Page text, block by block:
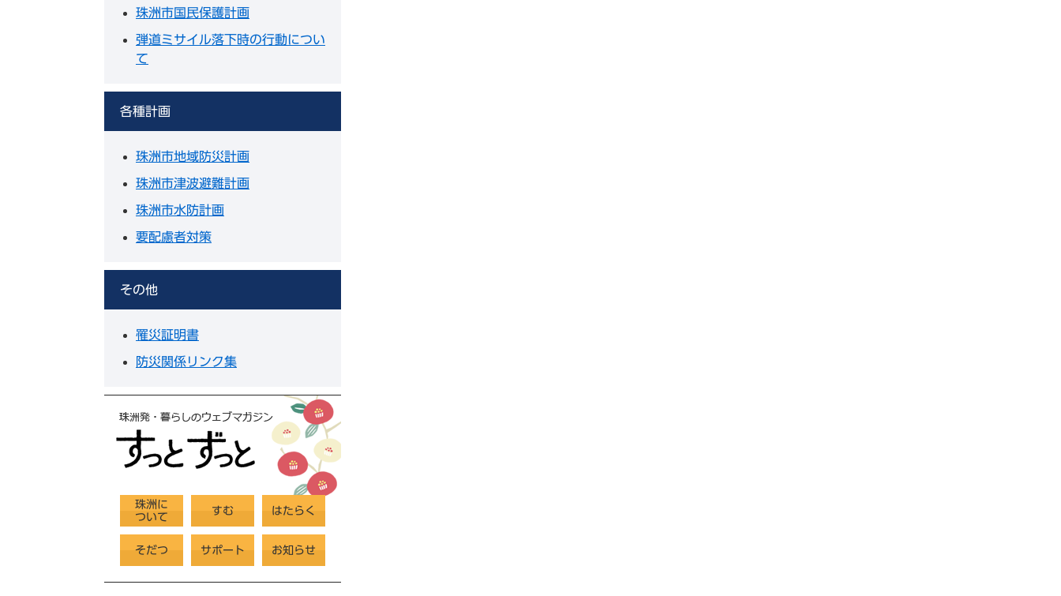
珠洲市国民保護計画
弾道ミサイル落下時の行動につい
て
各種計画
珠洲市地域防災計画
珠洲市津波避難計画
珠洲市水防計画
要配慮者対策
その他
罹災証明書
防災関係リンク集
珠洲に
ついて
すむ はたらく
そだつ サポート お知らせ